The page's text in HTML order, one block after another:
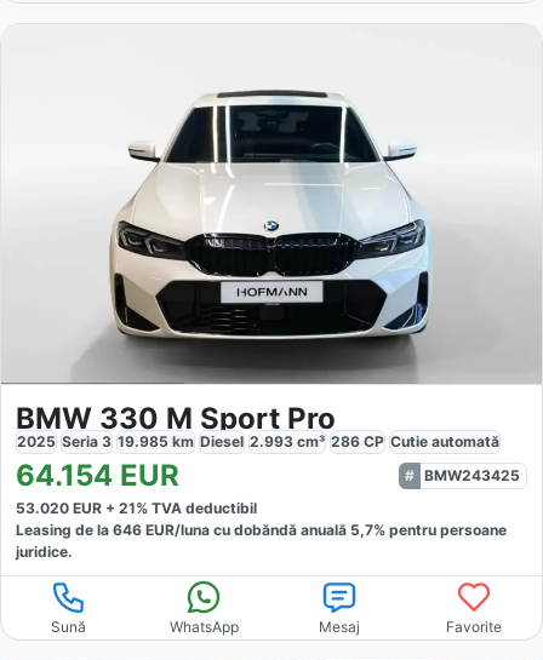
BMW 330 M Sport Pro
2025 Seria 3 19.985 km Diesel 2.993 cm³ 286 CP Cutie automată
64.154 EUR
BMW243425
53.020 EUR + 21% TVA deductibil
Leasing de la 646 EUR/luna cu dobăndă anuală 5,7% pentru persoane
juridice.
Sună WhatsApp Mesaj Favorite